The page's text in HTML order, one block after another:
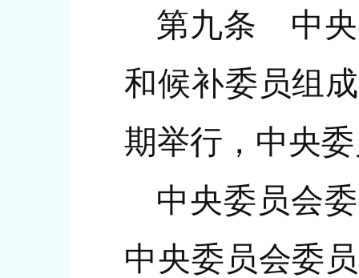
第九条 中央
和候补委员组
期举行，中央
中央委员会
中央委员会委